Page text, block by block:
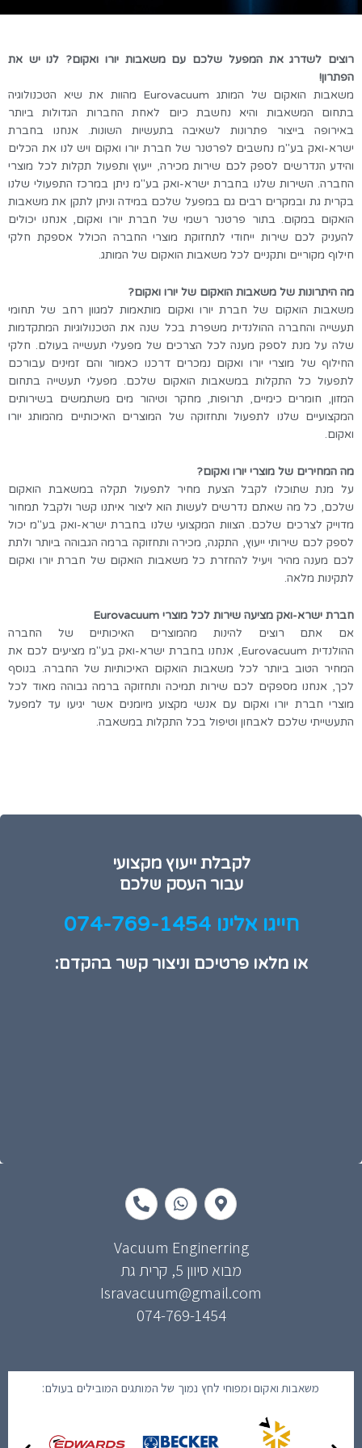
רוצים לשדרג את המפעל שלכם עם משאבות יורו ואקום? לנו יש את
הפתרון!
משאבות הואקום של המותג Eurovacuum מהוות את שיא הטכנולוגיה
בתחום המשאבות והיא נחשבת כיום לאחת החברות הגדולות ביותר
באירופה בייצור פתרונות לשאיבה בתעשיות השונות. אנחנו בחברת
ישרא-ואק בע"מ נחשבים לפרטנר של חברת יורו ואקום ויש לנו את הכלים
והידע הנדרשים לספק לכם שירות מכירה, ייעוץ ותפעול תקלות לכל מוצרי
החברה. השירות שלנו בחברת ישרא-ואק בע"מ ניתן במרכז התפעולי שלנו
בקרית גת ובמקרים רבים גם במפעל שלכם במידה וניתן לתקן את משאבות
הואקום במקום. בתור פרטנר רשמי של חברת יורו ואקום, אנחנו יכולים
להעניק לכם שירות ייחודי לתחזוקת מוצרי החברה הכולל אספקת חלקי
חילוף מקוריים ותקניים לכל משאבות הואקום של המותג.
מה היתרונות של משאבות הואקום של יורו ואקום?
משאבות הואקום של חברת יורו ואקום מותאמות למגוון רחב של תחומי
תעשייה והחברה ההולנדית משפרת בכל שנה את הטכנולוגיות המתקדמות
שלה על מנת לספק מענה לכל הצרכים של מפעלי תעשייה בעולם. חלקי
החילוף של מוצרי יורו ואקום נמכרים דרכנו כאמור והם זמינים עבורכם
לתפעול כל התקלות במשאבות הואקום שלכם. מפעלי תעשייה בתחום
המזון, חומרים כימיים, תרופות, מחקר וטיהור מים משתמשים בשירותים
המקצועיים שלנו לתפעול ותחזוקה של המוצרים האיכותיים מהמותג יורו
ואקום.
מה המחירים של מוצרי יורו ואקום?
על מנת שתוכלו לקבל הצעת מחיר לתפעול תקלה במשאבת הואקום
שלכם, כל מה שאתם נדרשים לעשות הוא ליצור איתנו קשר ולקבל תמחור
מדוייק לצרכים שלכם. הצוות המקצועי שלנו בחברת ישרא-ואק בע"מ יכול
לספק לכם שירותי ייעוץ, התקנה, מכירה ותחזוקה ברמה הגבוהה ביותר ולתת
לכם מענה מהיר ויעיל להחזרת כל משאבות הואקום של חברת יורו ואקום
לתקינות מלאה.
חברת ישרא-ואק מציעה שירות לכל מוצרי Eurovacuum
אם אתם רוצים להינות מהמוצרים האיכותיים של החברה
ההולנדית Eurovacuum, אנחנו בחברת ישרא-ואק בע"מ מציעים לכם את
המחיר הטוב ביותר לכל משאבות הואקום האיכותיות של החברה. בנוסף
לכך, אנחנו מספקים לכם שירות תמיכה ותחזוקה ברמה גבוהה מאוד לכל
מוצרי חברת יורו ואקום עם אנשי מקצוע מיומנים אשר יגיעו עד למפעל
התעשייתי שלכם לאבחון וטיפול בכל התקלות במשאבה.
לקבלת ייעוץ מקצועי
עבור העסק שלכם
חייגו אלינו 074-769-1454
או מלאו פרטיכם וניצור קשר בהקדם:
a
p
m
a
r
k
e
r
l
t
h
a
s
a
p
p
h
o
e
-
a
l
t
Vacuum Enginerring
מבוא סיוון 5, קרית גת
Isravacuum@gmail.com
074-769-1454
משאבות ואקום ומפוחי לחץ נמוך של המותגים המובילים בעולם: